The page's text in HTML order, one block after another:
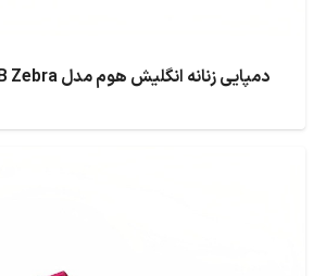
دمپایی زنانه انگلیش هوم مدل Belinda B Zebra